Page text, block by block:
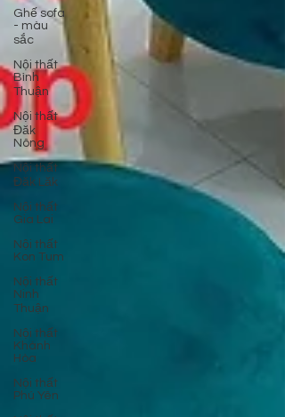
Ghế sofa
- màu
sắc
Nội thất
Bình
Thuận
Nội thất
Đăk
Nông
Nội thất
Đăk Lăk
Nội thất
Gia Lai
Nội thất
Kon Tum
Nội thất
Ninh
Thuận
Nội thất
Khánh
Hòa
Nội thất
Phú Yên